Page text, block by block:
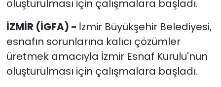
oluşturulması için çalışmalara başladı.
İZMİR (İGFA) - İzmir Büyükşehir Belediyesi,
esnafın sorunlarına kalıcı çözümler
üretmek amacıyla İzmir Esnaf Kurulu'nun
oluşturulması için çalışmalara başladı.